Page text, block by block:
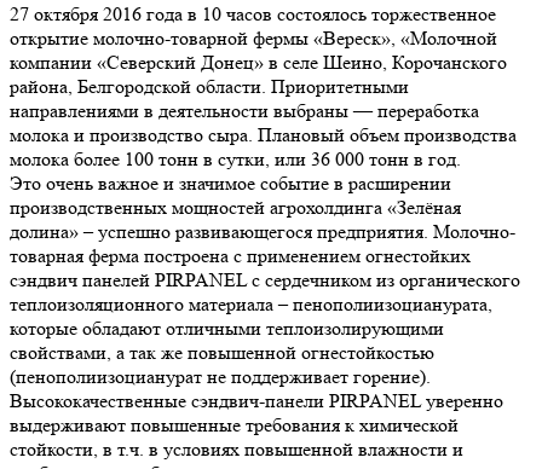
27 октября 2016 года в 10 часов состоялось торжественное
открытие молочно-товарной фермы «Вереск», «Молочной
компании «Северский Донец» в селе Шеино, Корочанского
района, Белгородской области. Приоритетными
направлениями в деятельности выбраны — переработка
молока и производство сыра. Плановый объем производства
молока более 100 тонн в сутки, или 36 000 тонн в год.
Это очень важное и значимое событие в расширении
производственных мощностей агрохолдинга «Зелёная
долина» – успешно развивающегося предприятия. Молочно-
товарная ферма построена с применением огнестойких
сэндвич панелей PIRPANEL с сердечником из органического
теплоизоляционного материала – пенополиизоцианурата,
которые обладают отличными теплоизолирующими
свойствами, а так же повышенной огнестойкостью
(пенополиизоцианурат не поддерживает горение).
Высококачественные сэндвич-панели PIRPANEL уверенно
выдерживают повышенные требования к химической
стойкости, в т.ч. в условиях повышенной влажности и